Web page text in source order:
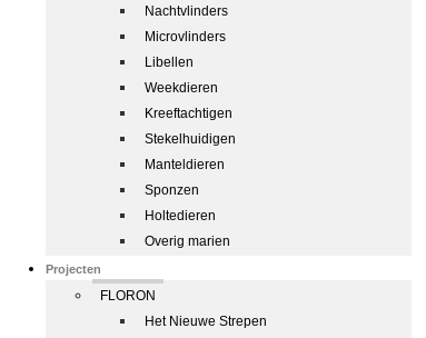
Nachtvlinders
Microvlinders
Libellen
Weekdieren
Kreeftachtigen
Stekelhuidigen
Manteldieren
Sponzen
Holtedieren
Overig marien
Projecten
FLORON
Het Nieuwe Strepen